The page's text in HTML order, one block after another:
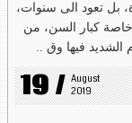
بل تعود الى سنوات،
وخاصة كبار السن، من
الشديد فيها وق ..
19 / August
2019